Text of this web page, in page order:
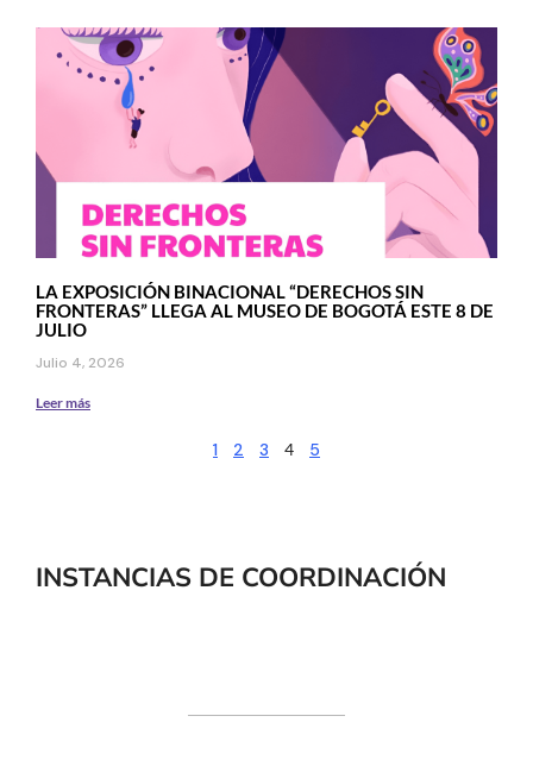
LA EXPOSICIÓN BINACIONAL “DERECHOS SIN
FRONTERAS” LLEGA AL MUSEO DE BOGOTÁ ESTE 8 DE
JULIO
Julio 4, 2026
Leer más
1 2 3 4 5
INSTANCIAS DE COORDINACIÓN